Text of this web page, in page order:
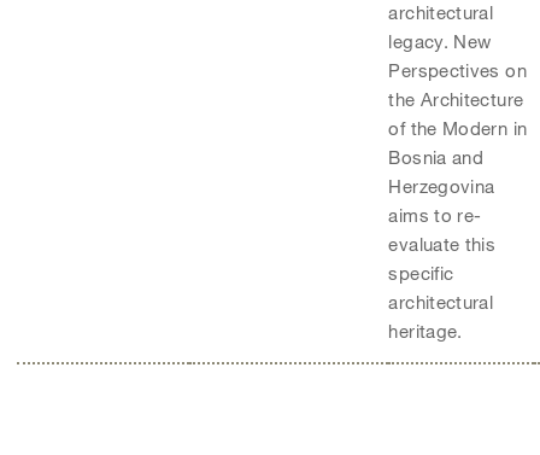
architectural
legacy. New
Perspectives on
the Architecture
of the Modern in
Bosnia and
Herzegovina
aims to re-
evaluate this
specific
architectural
heritage.